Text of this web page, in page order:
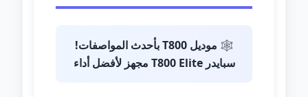
🕸️ موديل T800 بأحدث المواصفات!
سبايدر T800 Elite مجهز لأفضل أداء